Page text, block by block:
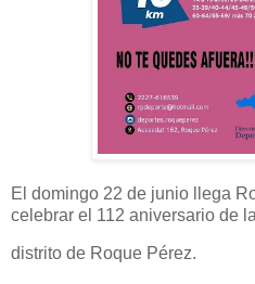
El domingo 22 de junio llega
celebrar el 112 aniversario de
distrito de Roque Pérez.